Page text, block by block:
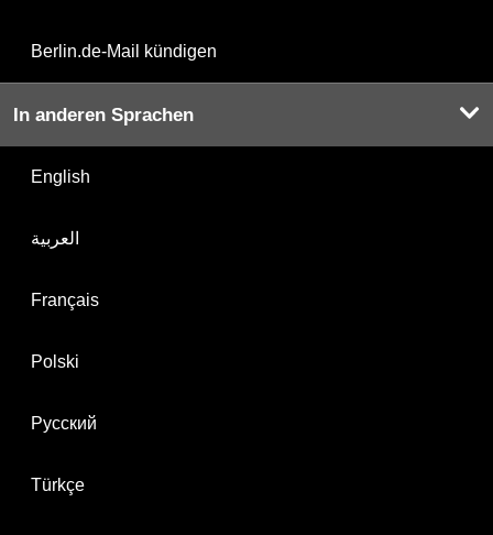
Berlin.de-Mail kündigen
In anderen Sprachen
English
العربية
Français
Polski
Русский
Türkçe